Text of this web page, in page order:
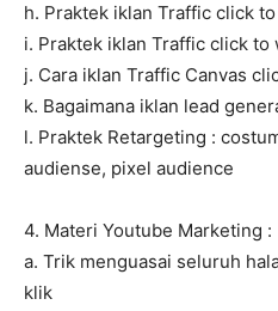
h. Praktek iklan Traffic click
i. Praktek iklan Traffic click to
j. Cara iklan Traffic Canvas
k. Bagaimana iklan lead
l. Praktek Retargeting :
audiense, pixel audience
4. Materi Youtube Marketing :
a. Trik menguasai seluruh
klik